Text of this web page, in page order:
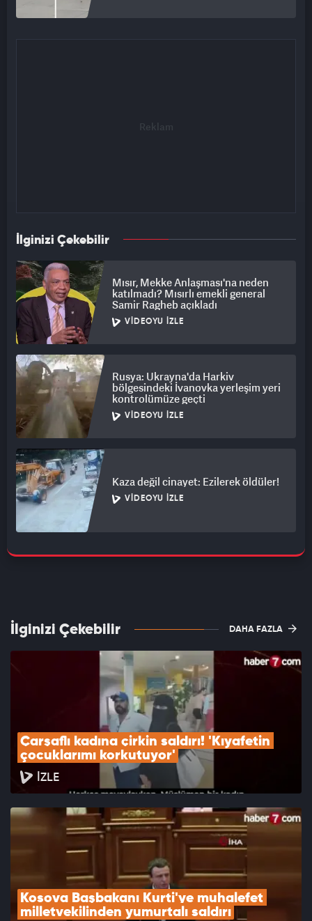
İlginizi Çekebilir
Mısır, Mekke Anlaşması'na neden
katılmadı? Mısırlı emekli general
Samir Ragheb açıkladı
VIDEOYU İZLE
Rusya: Ukrayna'da Harkiv
bölgesindeki İvanovka yerleşim yeri
kontrolümüze geçti
VIDEOYU İZLE
Kaza değil cinayet: Ezilerek öldüler!
VIDEOYU İZLE
İlginizi Çekebilir DAHA FAZLA
Çarşaflı kadına çirkin saldırı! 'Kıyafetin
çocuklarımı korkutuyor'
İZLE
Kosova Başbakanı Kurti'ye muhalefet
milletvekilinden yumurtalı saldırı